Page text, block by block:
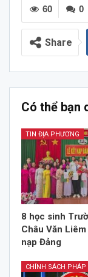
0
60
Share
Có thể bạn
TIN ĐỊA PHƯƠNG
8 học sinh
Châu Văn
nạp Đảng
CHÍNH SÁCH PHÁP